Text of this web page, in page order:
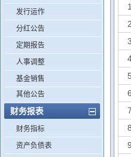
发行运作
分红公告
定期报告
人事调整
基金销售
其他公告
财务报表
财务指标
资产负债表
1
2
3
5
6
7
8
9